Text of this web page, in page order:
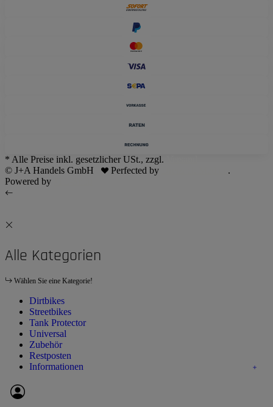
* Alle Preise inkl. gesetzlicher USt., zzgl.
© J+A Handels GmbH
Perfected by
.
Powered by
Alle Kategorien
Wählen Sie eine Kategorie!
Dirtbikes
Streetbikes
Tank Protector
Universal
Zubehör
Restposten
Informationen